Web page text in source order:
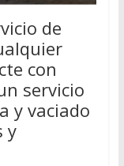
de
con
servicio
y vaciado
y